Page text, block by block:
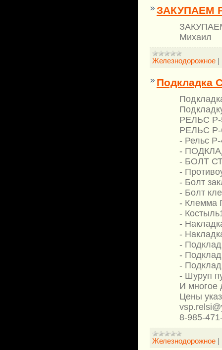
ЗАКУПАЕМ
Михаил
Железнодорожное |
Подкладка
РЕЛЬС Р-
РЕЛЬС Р-
- Рельс
-
- БОЛТ
-
- Болт
- Болт
- Клемма
-
-
-
-
-
-
- Шуруп
И многое
Цены
8-985-
Железнодорожное |